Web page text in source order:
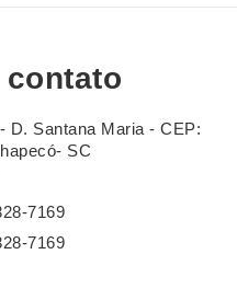
contato
D. Santana Maria - CEP:
SC
7169
7169